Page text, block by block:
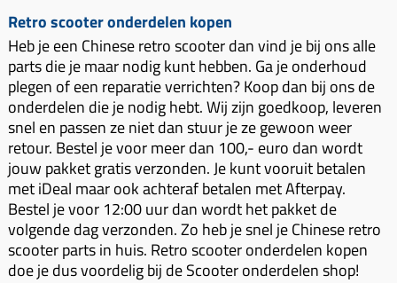
Retro scooter onderdelen kopen
Heb je een Chinese retro scooter dan vind je bij ons alle
parts die je maar nodig kunt hebben. Ga je onderhoud
plegen of een reparatie verrichten? Koop dan bij ons de
onderdelen die je nodig hebt. Wij zijn goedkoop, leveren
snel en passen ze niet dan stuur je ze gewoon weer
retour. Bestel je voor meer dan 100,- euro dan wordt
jouw pakket gratis verzonden. Je kunt vooruit betalen
met iDeal maar ook achteraf betalen met Afterpay.
Bestel je voor 12:00 uur dan wordt het pakket de
volgende dag verzonden. Zo heb je snel je Chinese retro
scooter parts in huis. Retro scooter onderdelen kopen
doe je dus voordelig bij de Scooter onderdelen shop!